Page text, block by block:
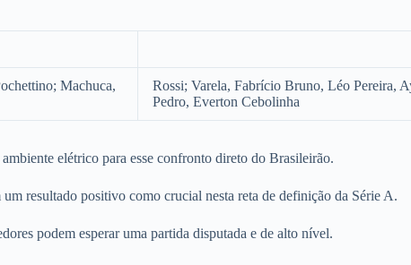
Machuca,
Rossi; Varela, Fabrício Bruno, Léo Pereira,
Pedro, Everton Cebolinha
elétrico para esse confronto direto do Brasileirão.
resultado positivo como crucial nesta reta de definição da Série A.
podem esperar uma partida disputada e de alto nível.